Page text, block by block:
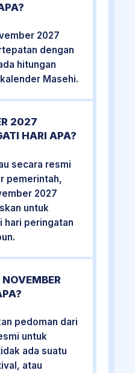
2027
dengan
hitungan
Masehi.
2027
HARI APA?
secara resmi
pemerintah,
2027
untuk
hari peringatan
pedoman dari
untuk
ada suatu
atau